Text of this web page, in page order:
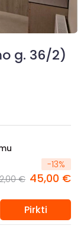
g. 36/2)
-13%
€ 45,00 €
Pirkti